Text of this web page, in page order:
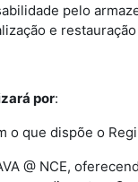
pelo
e
por:
o que dispõe o
@ NCE,